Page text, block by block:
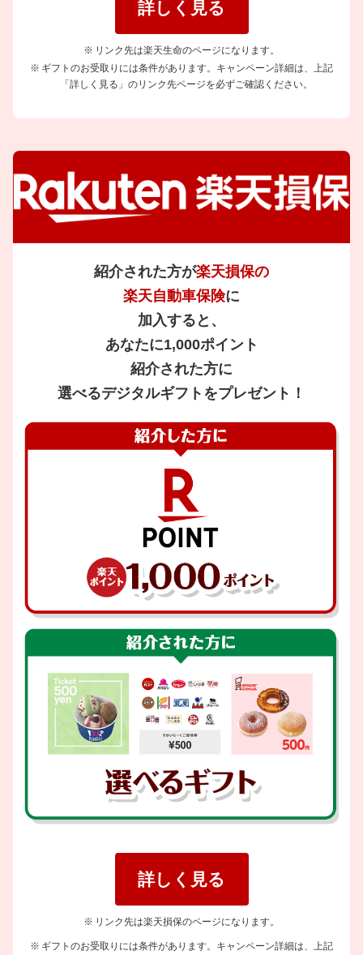
詳しく見る
リンク先は楽天生命のページになります。
ギフトのお受取りには条件があります。キャンペーン詳細は、上記
「詳しく見る」のリンク先ページを必ずご確認ください。
紹介された方が楽天損保の
楽天自動車保険に
加入すると、
あなたに1,000ポイント
紹介された方に
選べるデジタルギフトをプレゼント！
詳しく見る
リンク先は楽天損保のページになります。
ギフトのお受取りには条件があります。キャンペーン詳細は、上記